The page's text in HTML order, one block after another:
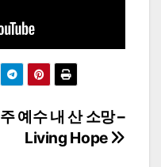
주 예수 내 산 소망 –
Living Hope